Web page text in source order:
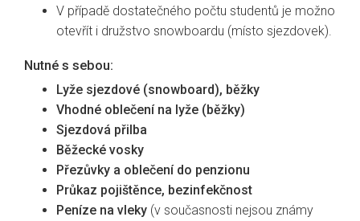
V případě dostatečného počtu studentů je možno
otevřít i družstvo snowboardu (místo sjezdovek).
Nutné s sebou:
Lyže sjezdové (snowboard), běžky
Vhodné oblečení na lyže (běžky)
Sjezdová přilba
Běžecké vosky
Přezůvky a oblečení do penzionu
Průkaz pojištěnce, bezinfekčnost
Peníze na vleky (v současnosti nejsou známy